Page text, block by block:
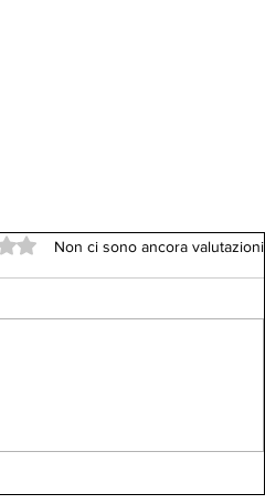
0 stelle su 5.
Non ci sono ancora valutazioni